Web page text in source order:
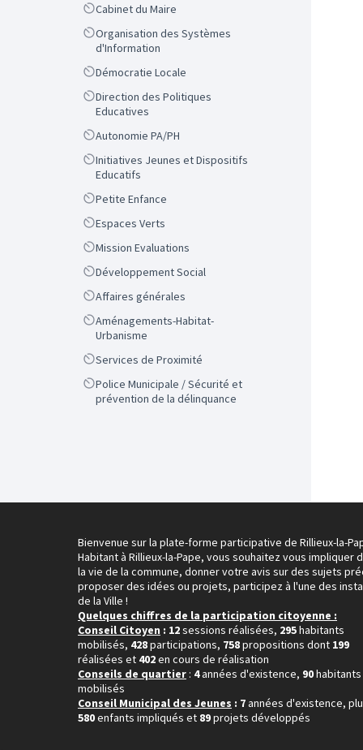
ScopeCabinet du Maire
Scope
Organisation des Systèmes
d'Information
ScopeDémocratie Locale
Scope
Direction des Politiques
Educatives
ScopeAutonomie PA/PH
Scope
Initiatives Jeunes et Dispositifs
Educatifs
ScopePetite Enfance
ScopeEspaces Verts
ScopeMission Evaluations
ScopeDéveloppement Social
ScopeAffaires générales
Scope
Aménagements-Habitat-
Urbanisme
ScopeServices de Proximité
Scope
Police Municipale / Sécurité et
prévention de la délinquance
Bienvenue sur la plate-forme participative de Rillieux-la-
Habitant à Rillieux-la-Pape, vous souhaitez vous impliquer
la vie de la commune, donner votre avis sur des sujets
proposer des idées ou projets, participez à l'une des
de la Ville !
Quelques chiffres de la participation citoyenne :
Conseil Citoyen : 12sessions réalisées, 295habitants
mobilisés, 428participations, 758propositions dont 199
réalisées et 402en cours de réalisation
Conseils de quartier : 4années d'existence, 90habitants
mobilisés
Conseil Municipal des Jeunes : 7années d'existence,
580enfants impliqués et 89projets développés